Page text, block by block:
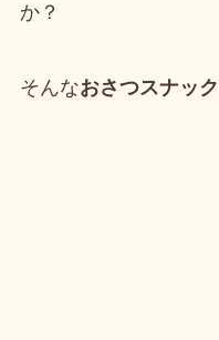
か？
そんなおさつスナック